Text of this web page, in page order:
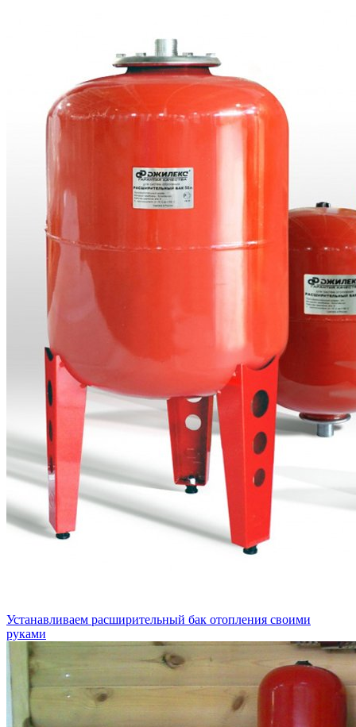
Устанавливаем расширительный бак отопления своими
руками